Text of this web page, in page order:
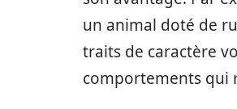
un animal doté de
traits de caractère
comportements qui